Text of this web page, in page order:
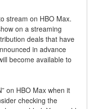
stream on HBO Max.
on a streaming
deals that have
in advance
become available to
on HBO Max when it
checking the